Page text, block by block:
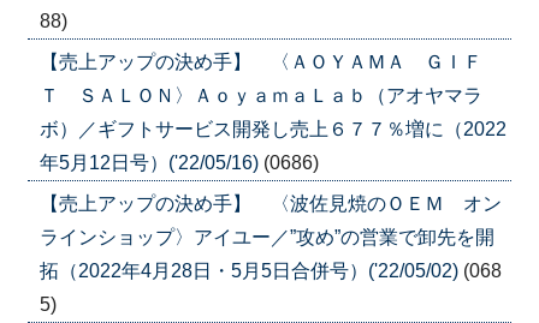
88)
【売上アップの決め手】 〈ＡＯＹＡＭＡ ＧＩＦ
Ｔ ＳＡＬＯＮ〉ＡｏｙａｍａＬａｂ（アオヤマラ
ボ）／ギフトサービス開発し売上６７７％増に（2022
年5月12日号）('22/05/16) (0686)
【売上アップの決め手】 〈波佐見焼のＯＥＭ オン
ラインショップ〉アイユー／”攻め”の営業で卸先を開
拓（2022年4月28日・5月5日合併号）('22/05/02) (068
5)